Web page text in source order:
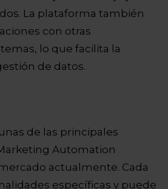
La plataforma también
con otras
lo que facilita la
de datos.
de las principales
Automation
actualmente. Cada
específicas y puede